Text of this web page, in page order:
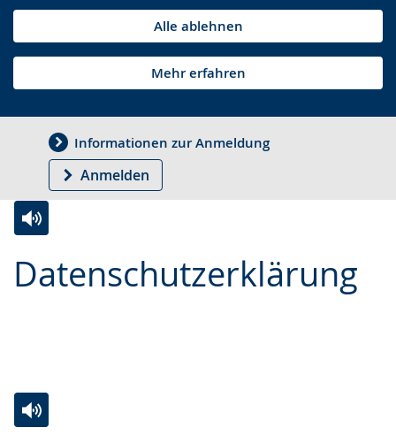
Alle ablehnen
Mehr erfahren
Informationen zur Anmeldung
Anmelden
Datenschutzerklärung
Leichten
Audio-
Video
angezeigt.